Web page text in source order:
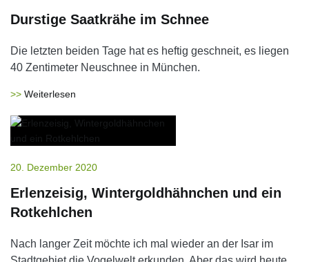
Durstige Saatkrähe im Schnee
Die letzten beiden Tage hat es heftig geschneit, es liegen
40 Zentimeter Neuschnee in München.
Weiterlesen
20. Dezember 2020
Erlenzeisig, Wintergoldhähnchen und ein
Rotkehlchen
Nach langer Zeit möchte ich mal wieder an der Isar im